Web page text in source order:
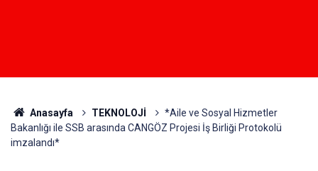
Anasayfa TEKNOLOJİ
*Aile ve Sosyal Hizmetler
Bakanlığı ile SSB arasında CANGÖZ Projesi İş Birliği Protokolü
imzalandı*